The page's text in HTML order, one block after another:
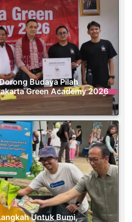
Budaya Pilah
Green Academy 2026
Untuk Bumi,